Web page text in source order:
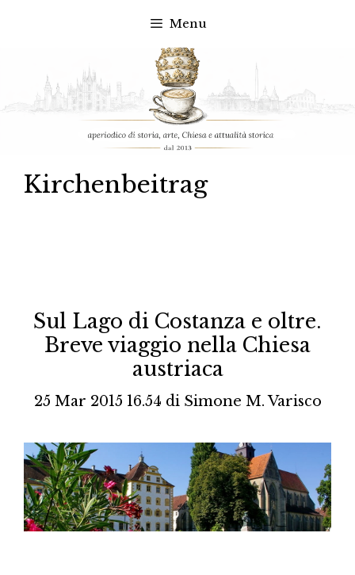
contenuto
Menu
Kirchenbeitrag
Sul Lago di Costanza e oltre.
Breve viaggio nella Chiesa
austriaca
25 Mar 2015 16.54 di Simone M. Varisco